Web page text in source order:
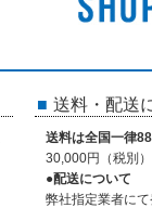
送料・配送
送料は全国一律
30,000円（税別
●配送について
弊社指定業者に